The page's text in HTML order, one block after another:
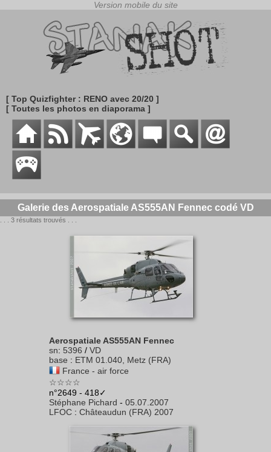
[ Top Quizfighter : RENO avec 20/20 ]
[ Toutes les photos en diaporama ]
Galerie des Aerospatiale AS555AN Fennec codé VD
. . . 3 résultats trouvés . . .
Aerospatiale AS555AN Fennec
sn: 5396 / VD
base : ETM 01.040, Metz (FRA)
France - air force
☆☆☆☆
n°2649 - 418✓
Stéphane Pichard - 05.07.2007
LFOC : Châteaudun (FRA) 2007